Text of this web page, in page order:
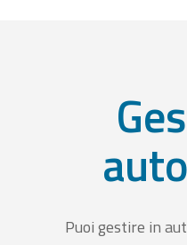
Puoi gestire in